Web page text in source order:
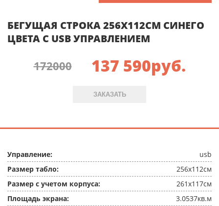
БЕГУЩАЯ СТРОКА 256X112СМ СИНЕГО
ЦВЕТА C USB УПРАВЛЕНИЕМ
172000 137 590руб.
ЗАКАЗАТЬ
Управление:
usb
Размер табло:
256x112см
Размер с учетом корпуса:
261x117см
Площадь экрана:
3.0537кв.м